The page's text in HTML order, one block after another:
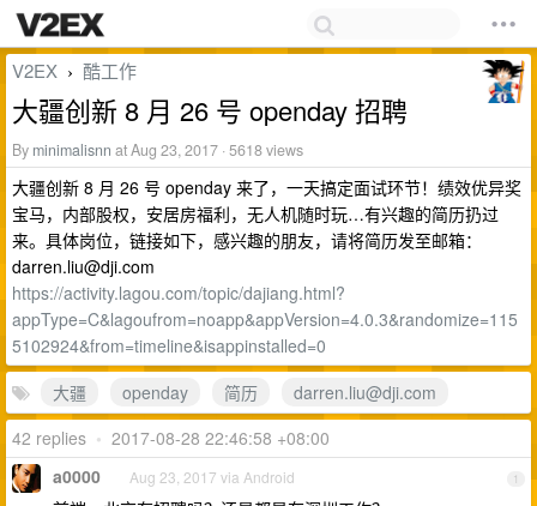
V2EX › 酷工作
大疆创新 8 月 26 号 openday 招聘
By minimalisnn at Aug 23, 2017 · 5618 views
大疆创新 8 月 26 号 openday 来了，一天搞定面试环节！绩效优异奖
宝马，内部股权，安居房福利，无人机随时玩…有兴趣的简历扔过
来。具体岗位，链接如下，感兴趣的朋友，请将简历发至邮箱：
darren.liu@dji.com
https://activity.lagou.com/topic/dajiang.html?
appType=C&lagoufrom=noapp&appVersion=4.0.3&randomize=115
5102924&from=timeline&isappinstalled=0
大疆
openday 简历
darren.liu@dji.com
42 replies • 2017-08-28 22:46:58 +08:00
1
a0000 Aug 23, 2017 via Android